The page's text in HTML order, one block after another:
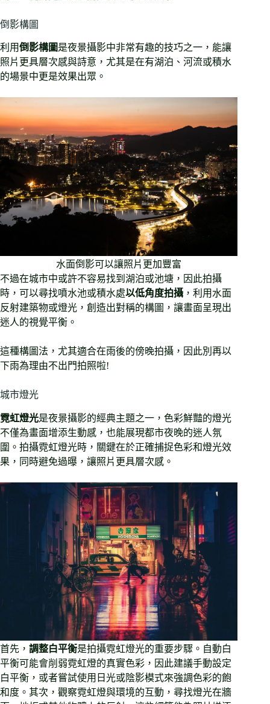
倒影構圖
利用倒影構圖是夜景攝影中非常有趣的技巧之一，能讓
照片更具層次感與詩意，尤其是在有湖泊、河流或積水
的場景中更是效果出眾。
水面倒影可以讓照片更加豐富
不過在城市中或許不容易找到湖泊或池塘，因此拍攝
時，可以尋找噴水池或積水處以低角度拍攝 ，利用水面
反射建築物或燈光，創造出對稱的構圖，讓畫面呈現出
迷人的視覺平衡。
這種構圖法，尤其適合在雨後的傍晚拍攝，因此別再以
下雨為理由不出門拍照啦!
城市燈光
霓虹燈光是夜景攝影的經典主題之一，色彩鮮豔的燈光
不僅為畫面增添生動感，也能展現都市夜晚的迷人氛
圍。拍攝霓虹燈光時，關鍵在於正確捕捉色彩和燈光效
果，同時避免過曝，讓照片更具層次感。
首先， 調整白平衡是拍攝霓虹燈光的重要步驟。自動白
平衡可能會削弱霓虹燈的真實色彩，因此建議手動設定
白平衡，或者嘗試使用日光或陰影模式來強調色彩的飽
和度。其次，觀察霓虹燈與環境的互動，尋找燈光在牆